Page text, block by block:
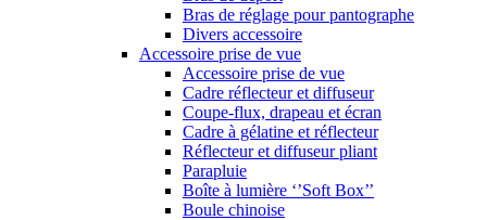
Bras de réglage pour pantographe
Divers accessoire
Accessoire prise de vue
Accessoire prise de vue
Cadre réflecteur et diffuseur
Coupe-flux, drapeau et écran
Cadre à gélatine et réflecteur
Réflecteur et diffuseur pliant
Parapluie
Boîte à lumière ‘’Soft Box’’
Boule chinoise